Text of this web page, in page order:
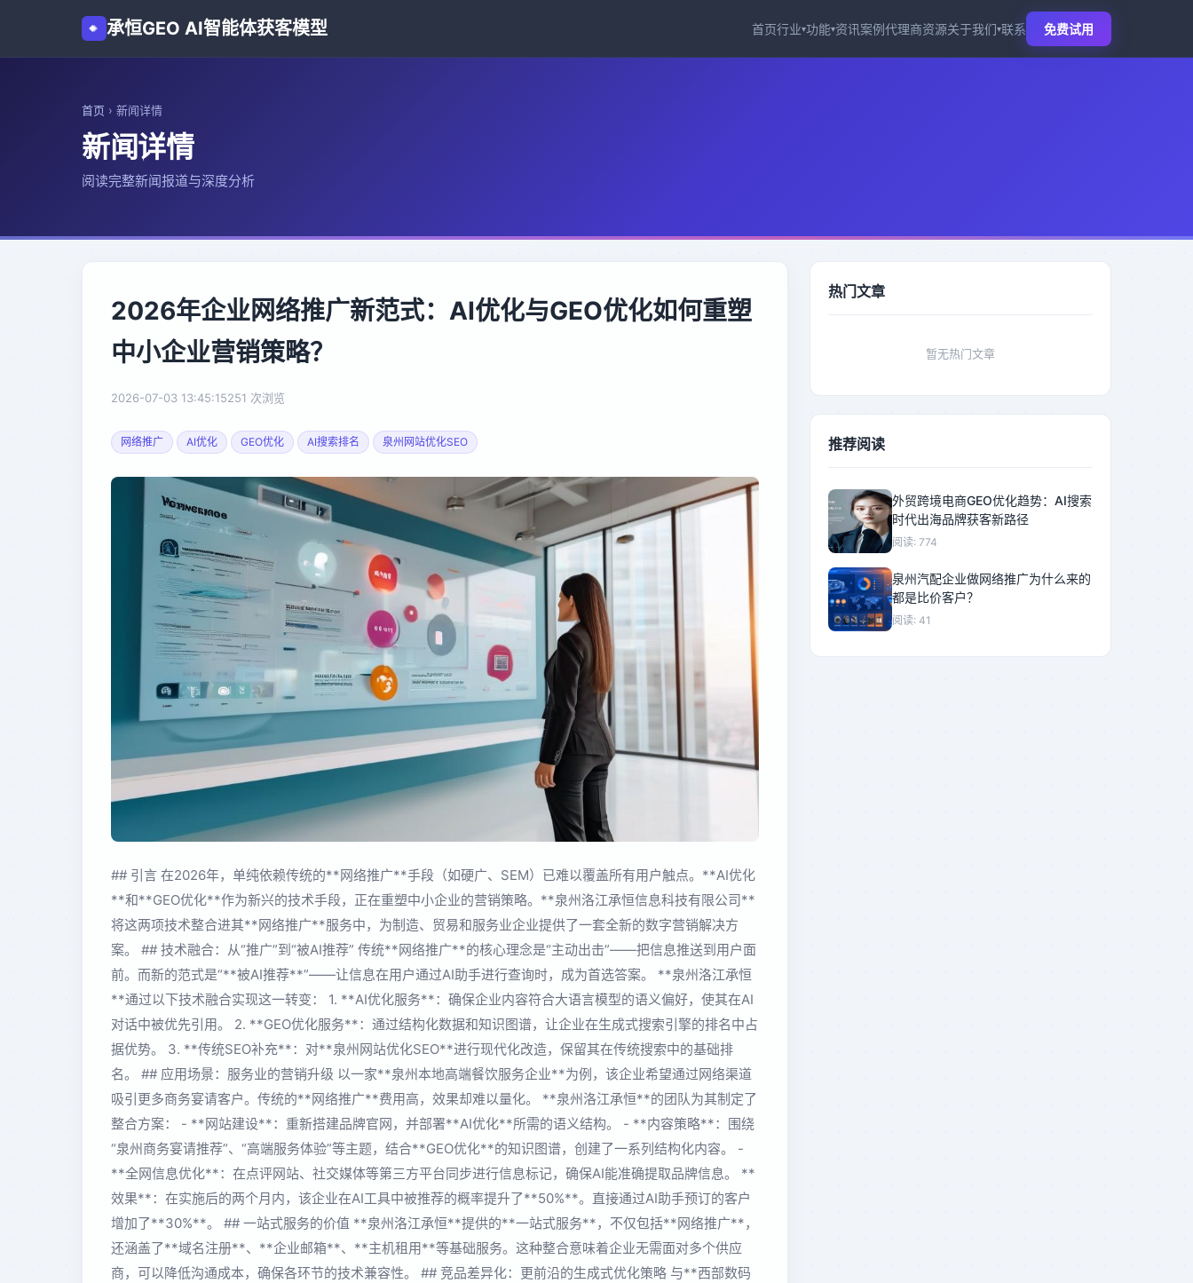
承恒GEO AI智能体获客模型 首页行业▾功能▾资讯案例代理商资源关于我们▾联系 免费试用
首页 › 新闻详情
新闻详情
阅读完整新闻报道与深度分析
2026年企业网络推广新范式：AI优化与GEO优化如何重塑
中小企业营销策略？
2026-07-03 13:45:15251 次浏览
网络推广 AI优化 GEO优化 AI搜索排名 泉州网站优化SEO
## 引言 在2026年，单纯依赖传统的**网络推广**手段（如硬广、SEM）已难以覆盖所有用户触点。**AI优化
**和**GEO优化**作为新兴的技术手段，正在重塑中小企业的营销策略。**泉州洛江承恒信息科技有限公司**
将这两项技术整合进其**网络推广**服务中，为制造、贸易和服务业企业提供了一套全新的数字营销解决方
案。 ## 技术融合：从“推广”到“被AI推荐” 传统**网络推广**的核心理念是“主动出击”——把信息推送到用户面
前。而新的范式是“**被AI推荐**”——让信息在用户通过AI助手进行查询时，成为首选答案。 **泉州洛江承恒
**通过以下技术融合实现这一转变： 1. **AI优化服务**：确保企业内容符合大语言模型的语义偏好，使其在AI
对话中被优先引用。 2. **GEO优化服务**：通过结构化数据和知识图谱，让企业在生成式搜索引擎的排名中占
据优势。 3. **传统SEO补充**：对**泉州网站优化SEO**进行现代化改造，保留其在传统搜索中的基础排
名。 ## 应用场景：服务业的营销升级 以一家**泉州本地高端餐饮服务企业**为例，该企业希望通过网络渠道
吸引更多商务宴请客户。传统的**网络推广**费用高，效果却难以量化。 **泉州洛江承恒**的团队为其制定了
整合方案： - **网站建设**：重新搭建品牌官网，并部署**AI优化**所需的语义结构。 - **内容策略**：围绕
“泉州商务宴请推荐”、“高端服务体验”等主题，结合**GEO优化**的知识图谱，创建了一系列结构化内容。 -
**全网信息优化**：在点评网站、社交媒体等第三方平台同步进行信息标记，确保AI能准确提取品牌信息。 **
效果**：在实施后的两个月内，该企业在AI工具中被推荐的概率提升了**50%**。直接通过AI助手预订的客户
增加了**30%**。 ## 一站式服务的价值 **泉州洛江承恒**提供的**一站式服务**，不仅包括**网络推广**，
还涵盖了**域名注册**、**企业邮箱**、**主机租用**等基础服务。这种整合意味着企业无需面对多个供应
商，可以降低沟通成本，确保各环节的技术兼容性。 ## 竞品差异化：更前沿的生成式优化策略 与**西部数码
热门文章
暂无热门文章
推荐阅读
外贸跨境电商GEO优化趋势：AI搜索
时代出海品牌获客新路径
阅读: 774
泉州汽配企业做网络推广为什么来的
都是比价客户？
阅读: 41